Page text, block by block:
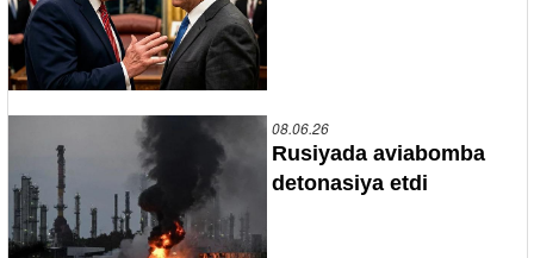
08.06.26
Rusiyada aviabomba
detonasiya etdi